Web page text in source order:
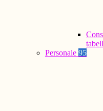
Personale 95